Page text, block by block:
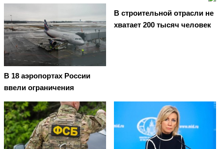
В 18 аэропортах России
ввели ограничения
В строительной отрасли не
хватает 200 тысяч человек